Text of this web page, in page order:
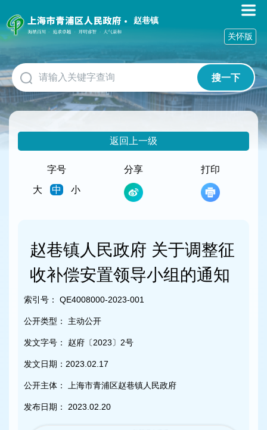
障
碍
作
说
明
跳
到
网
赵巷镇
搜一下
关怀版
返回上一级
字号
大
中 小
分享 打印
赵巷镇人民政府 关于调整征
收补偿安置领导小组的通知
索引号： QE4008000-2023-001
公开类型： 主动公开
发文字号： 赵府〔2023〕2号
发文日期： 2023.02.17
公开主体： 上海市青浦区赵巷镇人民政府
发布日期： 2023.02.20